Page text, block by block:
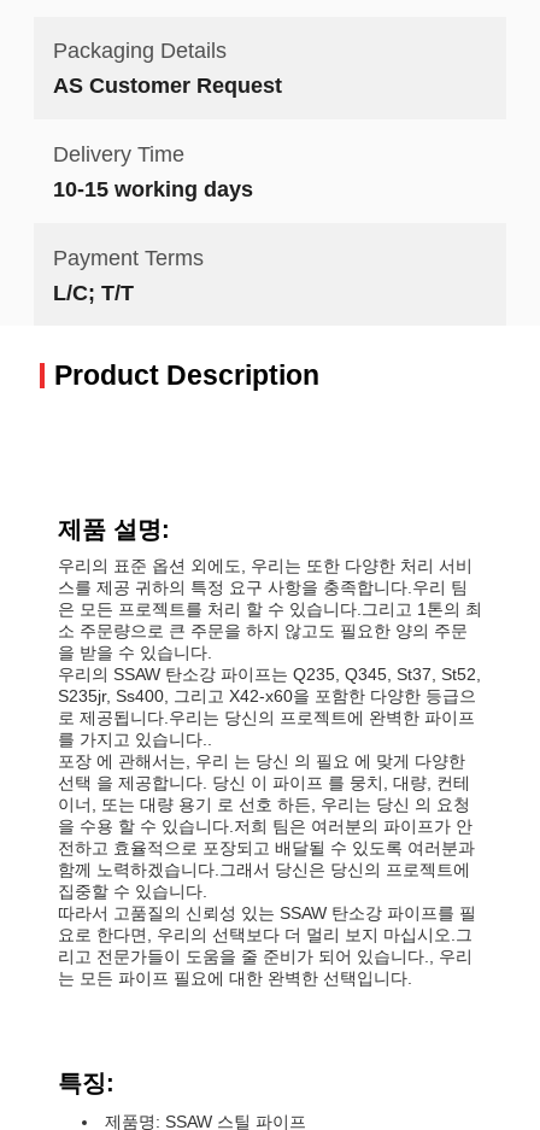
Packaging Details
AS Customer Request
Delivery Time
10-15 working days
Payment Terms
L/C; T/T
Product Description
제품 설명:
우리의 표준 옵션 외에도, 우리는 또한 다양한 처리 서비
스를 제공 귀하의 특정 요구 사항을 충족합니다.우리 팀
은 모든 프로젝트를 처리 할 수 있습니다.그리고 1톤의 최
소 주문량으로 큰 주문을 하지 않고도 필요한 양의 주문
을 받을 수 있습니다.
우리의 SSAW 탄소강 파이프는 Q235, Q345, St37, St52,
S235jr, Ss400, 그리고 X42-x60을 포함한 다양한 등급으
로 제공됩니다.우리는 당신의 프로젝트에 완벽한 파이프
를 가지고 있습니다..
포장 에 관해서는, 우리 는 당신 의 필요 에 맞게 다양한
선택 을 제공합니다. 당신 이 파이프 를 뭉치, 대량, 컨테
이너, 또는 대량 용기 로 선호 하든, 우리는 당신 의 요청
을 수용 할 수 있습니다.저희 팀은 여러분의 파이프가 안
전하고 효율적으로 포장되고 배달될 수 있도록 여러분과
함께 노력하겠습니다.그래서 당신은 당신의 프로젝트에
집중할 수 있습니다.
따라서 고품질의 신뢰성 있는 SSAW 탄소강 파이프를 필
요로 한다면, 우리의 선택보다 더 멀리 보지 마십시오.그
리고 전문가들이 도움을 줄 준비가 되어 있습니다., 우리
는 모든 파이프 필요에 대한 완벽한 선택입니다.
특징:
제품명: SSAW 스틸 파이프